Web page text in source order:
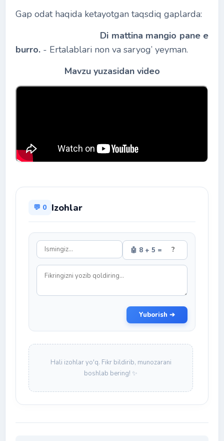
Gap odat haqida ketayotgan taqsdiq gaplarda:
Di mattina mangio pane e
burro. - Ertalablari non va saryog’ yeyman.
Mavzu yuzasidan video
💬 0 Izohlar
🤖 8 + 5 =
Yuborish ➔
Hali izohlar yo'q. Fikr bildirib, munozarani
boshlab bering! ✨